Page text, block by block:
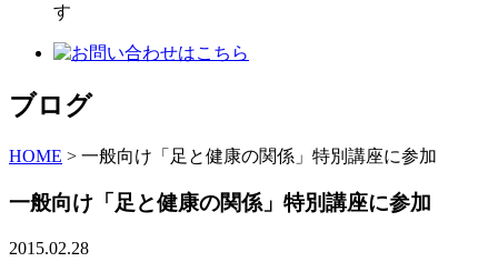
す
ブログ
HOME > 一般向け「足と健康の関係」特別講座に参加
一般向け「足と健康の関係」特別講座に参加
2015.02.28